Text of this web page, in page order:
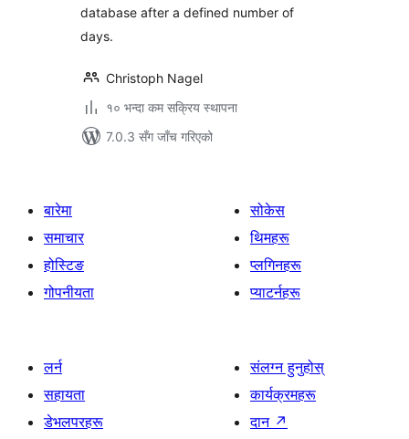
database after a defined number of
days.
Christoph Nagel
१० भन्दा कम सक्रिय स्थापना
7.0.3 सँग जाँच गरिएको
बारेमा
समाचार
होस्टिङ
गोपनीयता
सोकेस
थिमहरू
प्लगिनहरू
प्याटर्नहरू
लर्न
सहायता
डेभलपरहरू
संलग्न हुनुहोस्
कार्यक्रमहरू
दान ↗